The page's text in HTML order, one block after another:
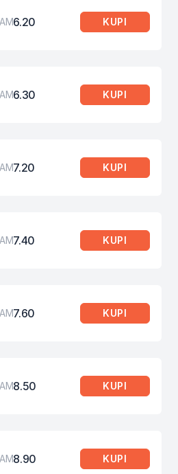
6.20 KUPI
6.30 KUPI
7.20 KUPI
7.40 KUPI
7.60 KUPI
8.50 KUPI
8.90 KUPI